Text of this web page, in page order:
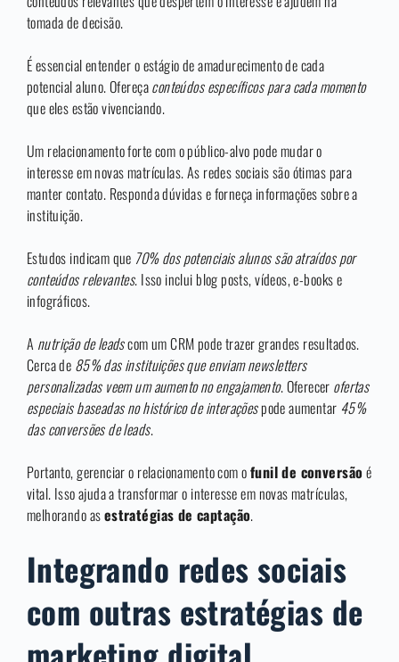
tomada de decisão.
É essencial entender o estágio de amadurecimento de cada
potencial aluno. Ofereçaconteúdos específicos para cada momento
que eles estão vivenciando.
Um relacionamento forte com o público-alvo pode mudar o
interesse em novas matrículas. As redes sociais são ótimas para
manter contato. Responda dúvidas e forneça informações sobre a
instituição.
Estudos indicam que 70% dos potenciais alunos são atraídos por
conteúdos relevantes. Isso inclui blog posts, vídeos, e-books e
infográficos.
A nutrição de leadscom um CRM pode trazer grandes resultados.
Cerca de 85% das instituições que enviam newsletters
personalizadas veem um aumento no engajamento. Oferecer ofertas
especiais baseadas no histórico de interaçõespode aumentar 45%
das conversões de leads.
Portanto, gerenciar o relacionamento com ofunil de conversãoé
vital. Isso ajuda a transformar o interesse em novas matrículas,
melhorando asestratégias de captação.
Integrando redes sociais
com outras estratégias de